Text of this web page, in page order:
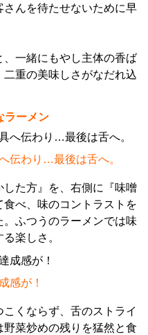
んを待たせないために早
一緒にもやし主体の香ば
重の美味しさがなだれ込
ラーメン
伝わり…最後は舌へ。
た方』を、右側に『味噌
べ、味のコントラストを
ふつうのラーメンでは味
楽しさ。
感が！
くならず、舌のストライ
菜炒めの残りを猛然と食